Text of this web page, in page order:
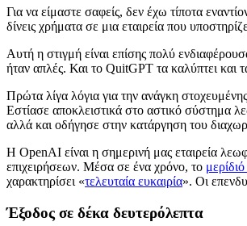
Για να είμαστε σαφείς, δεν έχω τίποτα
δίνεις χρήματα σε μια εταιρεία που
Αυτή η στιγμή είναι επίσης πολύ
ήταν απλές. Και το QuitGPT τα καλύπτει και
Πρώτα λίγα λόγια για την ανάγκη
Εστίασε αποκλειστικά στο αστικό σύστημα
αλλά και οδήγησε στην κατάργηση του
Η OpenAI είναι η σημερινή μας εταιρεία
επιχειρήσεων. Μέσα σε ένα χρόνο, το
χαρακτηρίσει «τελευταία ευκαιρία». Οι
Έξοδος σε δέκα δευτερόλεπτα